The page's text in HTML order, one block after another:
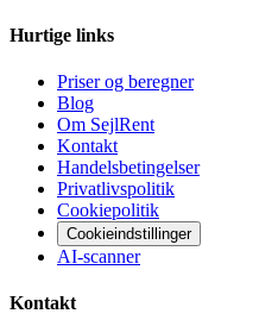
Hurtige links
Priser og beregner
Blog
Om SejlRent
Kontakt
Handelsbetingelser
Privatlivspolitik
Cookiepolitik
Cookieindstillinger
AI-scanner
Kontakt